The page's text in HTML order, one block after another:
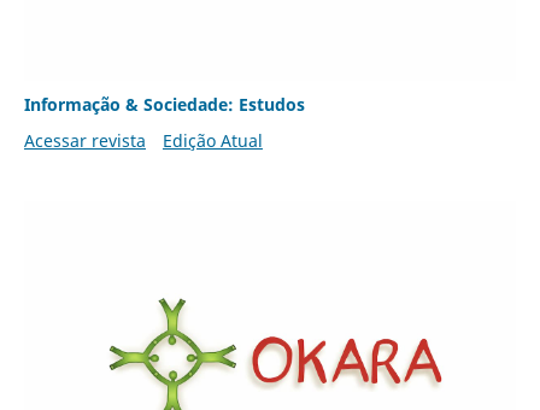
Informação & Sociedade: Estudos
Acessar revista
Edição Atual